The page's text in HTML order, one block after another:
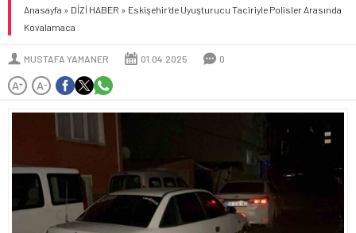
Anasayfa » DİZİ HABER » Eskişehir’de Uyuşturucu Taciriyle Polisler Arasında
Kovalamaca
MUSTAFA YAMANER 01.04.2025 0
A+ A-